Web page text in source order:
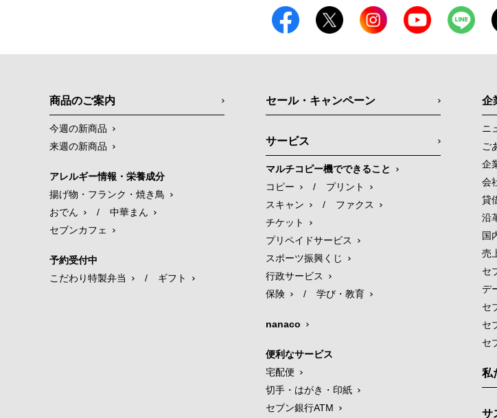
商品のご案内
今週の新商品
来週の新商品
アレルギー情報・栄養成分
揚げ物・フランク・焼き鳥
おでん
/
中華まん
セブンカフェ
予約受付中
こだわり特製弁当
/ ギフト
セール・キャンペーン
サービス
マルチコピー機でできること
コピー
/
プリント
スキャン
/
ファクス
チケット
プリペイドサービス
スポーツ振興くじ
行政サービス
保険
/ 学び・教育
nanaco
便利なサービス
宅配便
切手・はがき・印紙
セブン銀行ATM
企
ニ
ご
企
会
貸
沿
国
売
セ
デ
セ
セ
セ
私
サ